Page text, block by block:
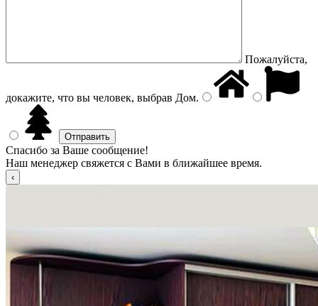
Пожалуйста,
докажите, что вы человек, выбрав Дом.
Спасибо за Ваше сообщение!
Наш менеджер свяжется с Вами в ближайшее время.